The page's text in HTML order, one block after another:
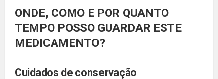
ONDE, COMO E POR QUANTO
TEMPO POSSO GUARDAR ESTE
MEDICAMENTO?
Cuidados de conservação